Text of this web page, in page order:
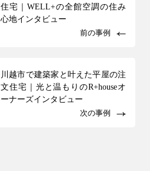
住宅｜WELL+の全館空調の住み
心地インタビュー
前の事例
川越市で建築家と叶えた平屋の注
文住宅｜光と温もりのR+houseオ
ーナーズインタビュー
次の事例